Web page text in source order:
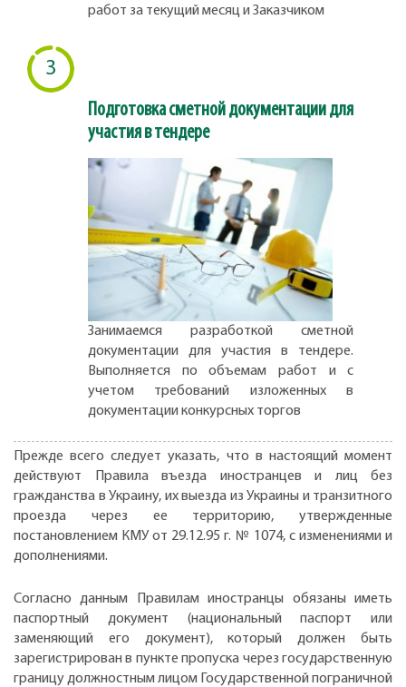
работ за текущий месяц и Заказчиком
3
Подготовка сметной документации для
участия в тендере
Занимаемся разработкой сметной
документации для участия в тендере.
Выполняется по объемам работ и с
учетом требований изложенных в
документации конкурсных торгов
Прежде всего следует указать, что в настоящий момент
действуют Правила въезда иностранцев и лиц без
гражданства в Украину, их выезда из Украины и транзитного
проезда через ее территорию, утвержденные
постановлением КМУ от 29.12.95 г. № 1074, с изменениями и
дополнениями.
Согласно данным Правилам иностранцы обязаны иметь
паспортный документ (национальный паспорт или
заменяющий его документ), который должен быть
зарегистрирован в пункте пропуска через государственную
границу должностным лицом Государственной пограничной